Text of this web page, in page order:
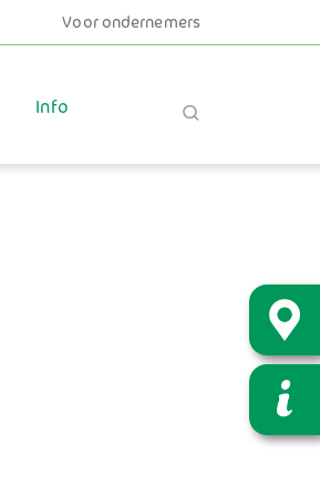
Voor ondernemers
Info